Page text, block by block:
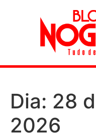
Dia: 28
2026